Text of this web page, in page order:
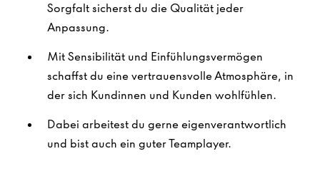
Sorgfalt sicherst du die Qualität jeder
Anpassung.
Mit Sensibilität und Einfühlungsvermögen
schaffst du eine vertrauensvolle Atmosphäre, in
der sich Kundinnen und Kunden wohlfühlen.
Dabei arbeitest du gerne eigenverantwortlich
und bist auch ein guter Teamplayer.